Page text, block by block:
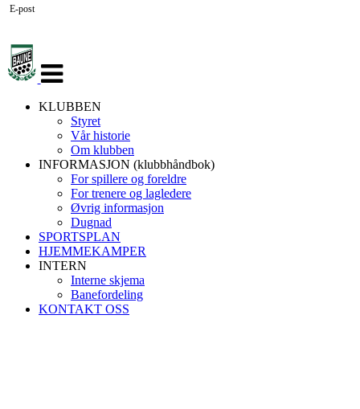
navigasjon
KLUBBEN
Styret
Vår historie
Om klubben
INFORMASJON (klubbhåndbok)
For spillere og foreldre
For trenere og lagledere
Øvrig informasjon
Dugnad
SPORTSPLAN
HJEMMEKAMPER
INTERN
Interne skjema
Banefordeling
KONTAKT OSS
E-post